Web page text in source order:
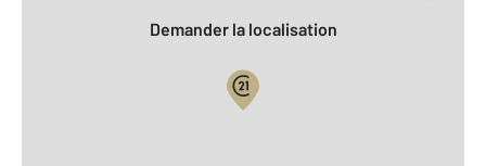
Demander la localisation